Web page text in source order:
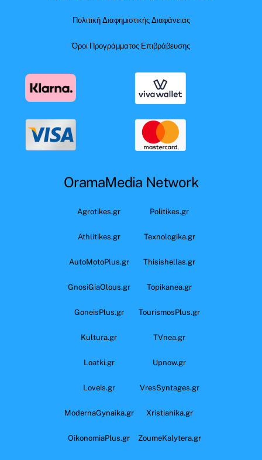
Πολιτική Διαφημιστικής Διαφάνειας
Όροι Προγράμματος Επιβράβευσης
OramaMedia Network
Agrotikes.gr Politikes.gr
Athlitikes.gr Texnologika.gr
AutoMotoPlus.gr Thisishellas.gr
GnosiGiaOlous.gr Topikanea.gr
GoneisPlus.gr TourismosPlus.gr
Kultura.gr TVnea.gr
Loatki.gr Upnow.gr
Loveis.gr VresSyntages.gr
ModernaGynaika.gr Xristianika.gr
OikonomiaPlus.gr ZoumeKalytera.gr